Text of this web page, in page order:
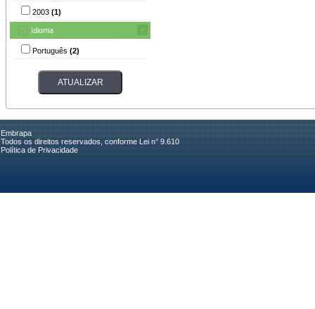
2003 (1)
Idioma
Português (2)
Embrapa
Todos os direitos reservados, conforme Lei n° 9.610
Política de Privacidade